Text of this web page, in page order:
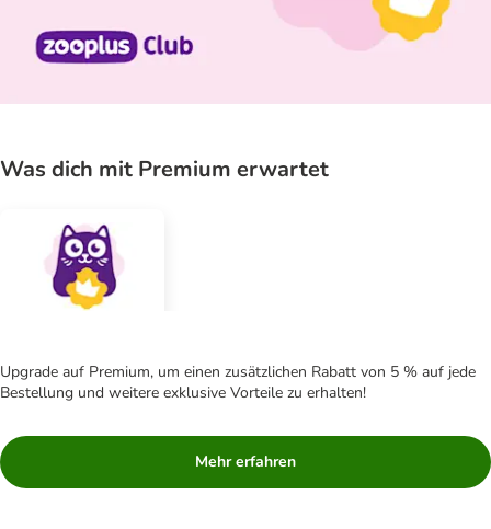
Was dich mit Premium erwartet
Upgrade auf Premium, um einen zusätzlichen Rabatt von 5 % auf jede
Bestellung und weitere exklusive Vorteile zu erhalten!
Mehr erfahren